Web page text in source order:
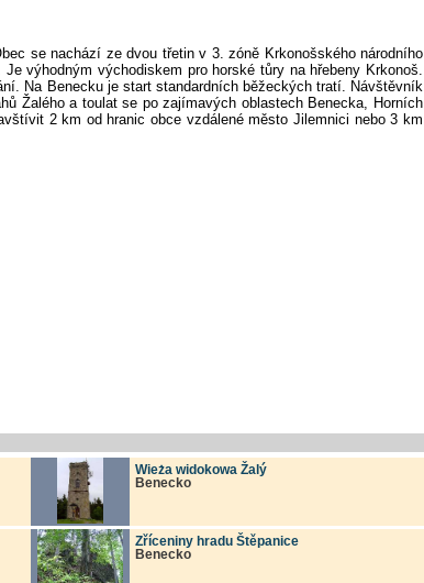
se nachází ze dvou třetin v 3. zóně Krkonošského národního
výhodným východiskem pro horské tůry na hřebeny Krkonoš.
Na Benecku je start standardních běžeckých tratí. Návštěvník
Žalého a toulat se po zajímavých oblastech Benecka, Horních
2 km od hranic obce vzdálené město Jilemnici nebo 3 km
Wieża widokowa Žalý
Benecko
Zříceniny hradu Štěpanice
Benecko